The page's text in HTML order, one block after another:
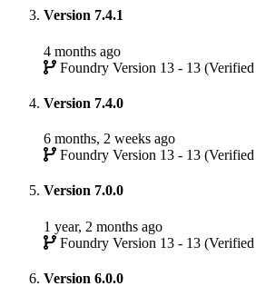
Version 7.4.1
4 months ago
Foundry Version 13 - 13
Version 7.4.0
6 months, 2 weeks ago
Foundry Version 13 - 13
Version 7.0.0
1 year, 2 months ago
Foundry Version 13 - 13
Version 6.0.0